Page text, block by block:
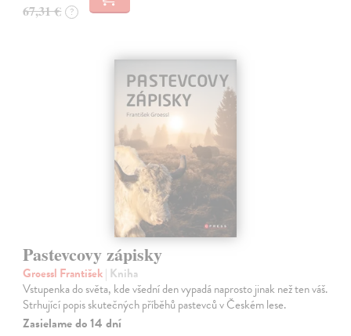
67,31 € ?
Pastevcovy zápisky
Groessl František| Kniha
Vstupenka do světa, kde všední den vypadá naprosto jinak než ten váš.
Strhující popis skutečných příběhů pastevců v Českém lese.
Zasielame do 14 dní